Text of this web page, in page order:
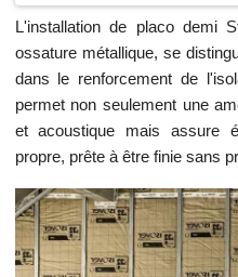
L'installation de placo demi
ossature métallique, se
dans le renforcement de
permet non seulement une
et acoustique mais assure
propre, prête à être finie sans